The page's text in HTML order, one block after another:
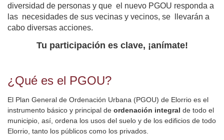
diversidad de personas y que  el nuevo PGOU responda a
las  necesidades de sus vecinas y vecinos, se  llevarán a
cabo diversas acciones.
Tu participación es clave, ¡anímate!
¿Qué es el PGOU?
El Plan General de Ordenación Urbana (PGOU) de Elorrio es el
instrumento básico y principal de ordenación integral de todo el
municipio, así, ordena los usos del suelo y de los edificios de todo
Elorrio, tanto los públicos como los privados.